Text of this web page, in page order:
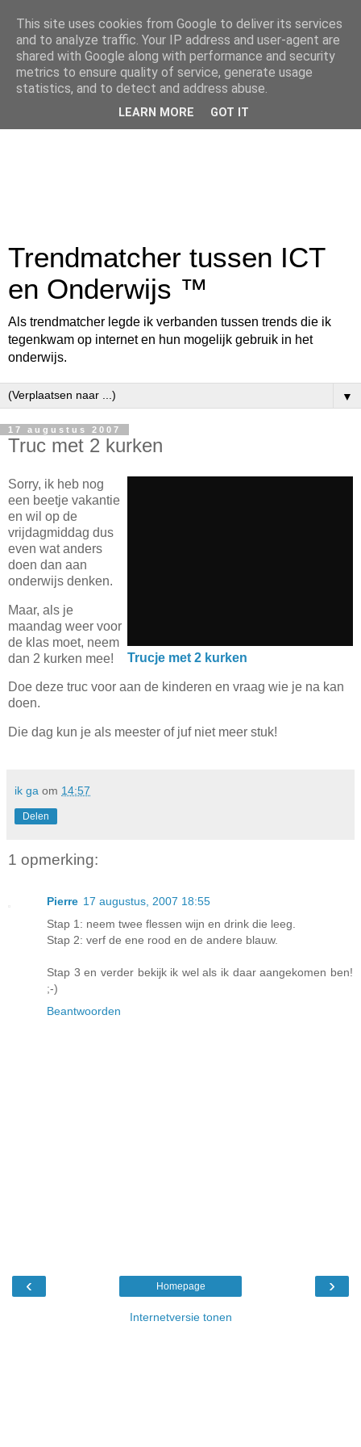
Trendmatcher tussen ICT
en Onderwijs ™
Als trendmatcher legde ik verbanden tussen trends die ik
tegenkwam op internet en hun mogelijk gebruik in het
onderwijs.
▼
17 augustus 2007
Truc met 2 kurken
Trucje met 2 kurken
Sorry, ik heb nog
een beetje vakantie
en wil op de
vrijdagmiddag dus
even wat anders
doen dan aan
onderwijs denken.
Maar, als je
maandag weer voor
de klas moet, neem
dan 2 kurken mee!
Doe deze truc voor aan de kinderen en vraag wie je na kan
doen.
Die dag kun je als meester of juf niet meer stuk!
ik ga om 14:57
Delen
1 opmerking:
Pierre 17 augustus, 2007 18:55
Stap 1: neem twee flessen wijn en drink die leeg.
Stap 2: verf de ene rood en de andere blauw.
Stap 3 en verder bekijk ik wel als ik daar aangekomen ben!
;-)
Beantwoorden
‹ ›
Homepage
Internetversie tonen
This site uses cookies from Google to deliver its services
and to analyze traffic. Your IP address and user-agent are
shared with Google along with performance and security
metrics to ensure quality of service, generate usage
statistics, and to detect and address abuse.
LEARN MORE GOT IT